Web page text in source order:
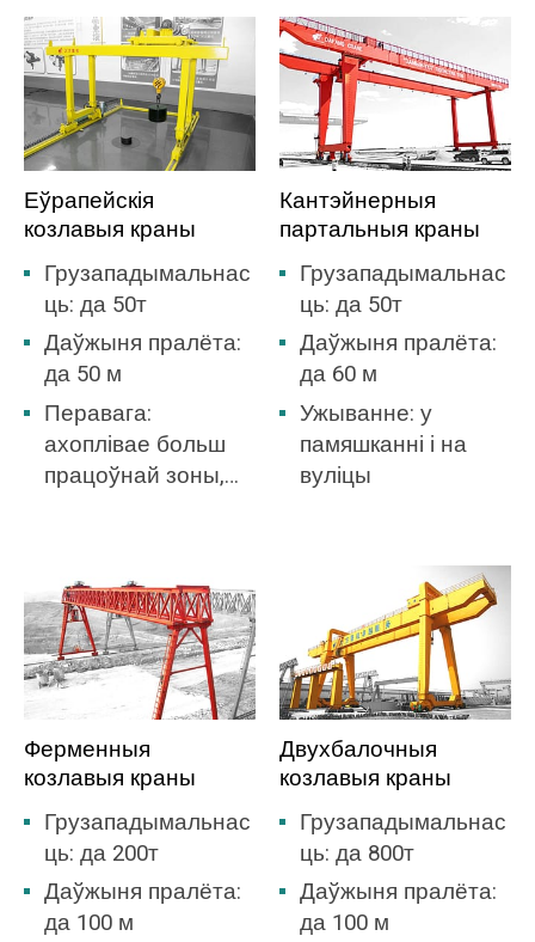
Еўрапейскія
козлавыя краны
Грузападымальнас
ць: да 50т
Даўжыня пралёта:
да 50 м
Перавага:
ахоплівае больш
працоўнай зоны,
Кантэйнерныя
партальныя краны
Грузападымальнас
ць: да 50т
Даўжыня пралёта:
да 60 м
Ужыванне: у
памяшканні і на
вуліцы
Ферменныя
козлавыя краны
Грузападымальнас
ць: да 200т
Даўжыня пралёта:
да 100 м
Двухбалочныя
козлавыя краны
Грузападымальнас
ць: да 800т
Даўжыня пралёта:
да 100 м